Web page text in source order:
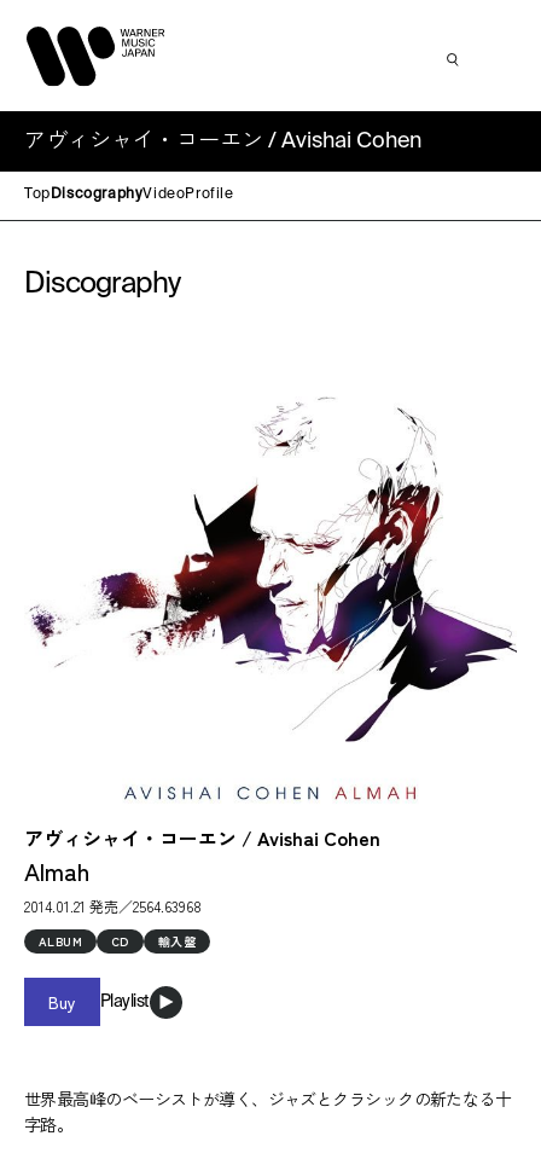
アヴィシャイ・コーエン / Avishai Cohen
Top DiscographyVideoProfile
Discography
アヴィシャイ・コーエン / Avishai Cohen
Almah
2014.01.21 発売／2564.63968
ALBUM CD 輸入盤
Buy Playlist
世界最高峰のベーシストが導く、ジャズとクラシックの新たなる十
字路。